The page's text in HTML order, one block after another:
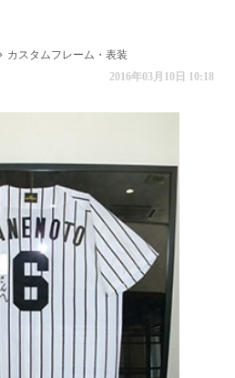
カスタムフレーム・表装
2016年03月10日 10:18